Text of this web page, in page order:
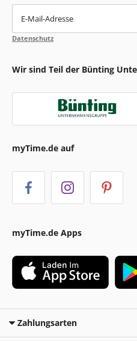
E-Mail-Adresse
Datenschutz
Wir sind Teil der Bünting
myTime.de auf
myTime.de Apps
Zahlungsarten